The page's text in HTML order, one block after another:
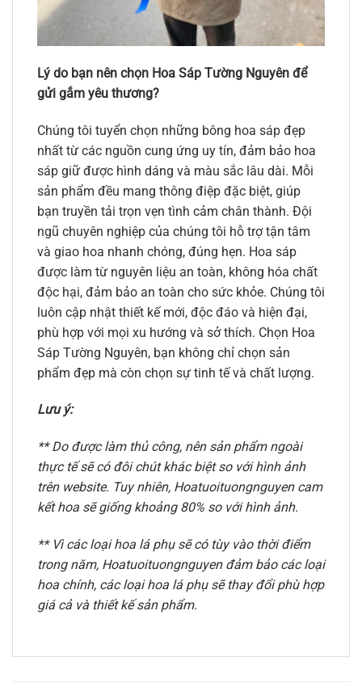
Lý do bạn nên chọn Hoa Sáp Tường Nguyên để
gửi gắm yêu thương?
Chúng tôi tuyển chọn những bông hoa sáp đẹp
nhất từ các nguồn cung ứng uy tín, đảm bảo hoa
sáp giữ được hình dáng và màu sắc lâu dài. Mỗi
sản phẩm đều mang thông điệp đặc biệt, giúp
bạn truyền tải trọn vẹn tình cảm chân thành. Đội
ngũ chuyên nghiệp của chúng tôi hỗ trợ tận tâm
và giao hoa nhanh chóng, đúng hẹn. Hoa sáp
được làm từ nguyên liệu an toàn, không hóa chất
độc hại, đảm bảo an toàn cho sức khỏe. Chúng tôi
luôn cập nhật thiết kế mới, độc đáo và hiện đại,
phù hợp với mọi xu hướng và sở thích. Chọn Hoa
Sáp Tường Nguyên, bạn không chỉ chọn sản
phẩm đẹp mà còn chọn sự tinh tế và chất lượng.
Lưu ý:
** Do được làm thủ công, nên sản phẩm ngoài
thực tế sẽ có đôi chút khác biệt so với hình ảnh
trên website. Tuy nhiên, Hoatuoituongnguyen cam
kết hoa sẽ giống khoảng 80% so với hình ảnh.
** Vì các loại hoa lá phụ sẽ có tùy vào thời điểm
trong năm, Hoatuoituongnguyen đảm bảo các loại
hoa chính, các loại hoa lá phụ sẽ thay đổi phù hợp
giá cả và thiết kế sản phẩm.